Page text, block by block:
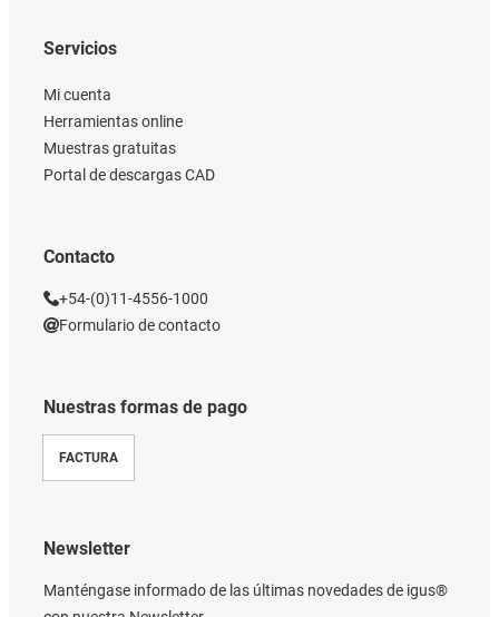
Nuestras formas de pago
FACTURA
Servicios
Mi cuenta
Herramientas online
Muestras gratuitas
Portal de descargas CAD
Contacto
+54-(0)11-4556-1000
Formulario de contacto
Newsletter
Manténgase informado de las últimas novedades de igus®